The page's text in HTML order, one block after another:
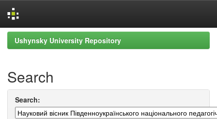
Skip
navigation
Ushynsky University Repository
Search
Search: